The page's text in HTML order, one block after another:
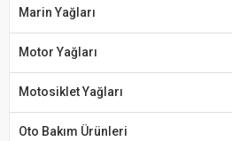
Marin Yağları
Motor Yağları
Motosiklet Yağları
Oto Bakım Ürünleri